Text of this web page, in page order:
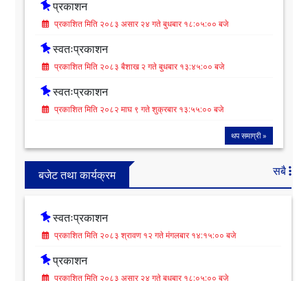
प्रकाशन
प्रकाशित मिति २०८३ असार २४ गते बुधबार १८:०५:०० बजे
स्वतःप्रकाशन
प्रकाशित मिति २०८३ बैशाख २ गते बुधबार १३:४५:०० बजे
स्वतःप्रकाशन
प्रकाशित मिति २०८२ माघ ९ गते शुक्रबार १३:५५:०० बजे
थप समाग्री »
बजेट तथा कार्यक्रम सबै
स्वतःप्रकाशन
प्रकाशित मिति २०८३ श्रावण १२ गते मंगलबार १४:१५:०० बजे
प्रकाशन
प्रकाशित मिति २०८३ असार २४ गते बुधबार १८:०५:०० बजे